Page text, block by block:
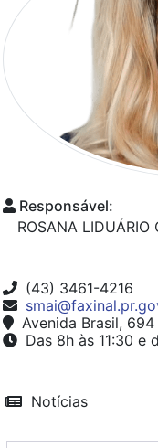
Responsável:
ROSANA LIDUÁRIO
(43) 3461-4216
Avenida Brasil,
Das 8h às 11:30 e
Notícias